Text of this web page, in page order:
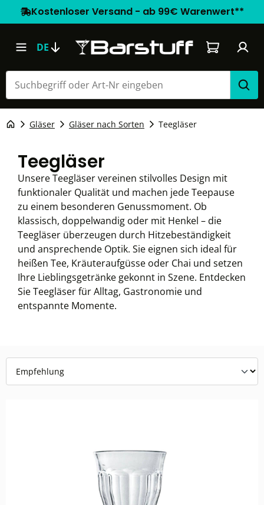
Kostenloser Versand - ab 99€ Warenwert**
DE Warenkorb
Gläser Gläser nach Sorten Teegläser
Teegläser
Unsere Teegläser vereinen stilvolles Design mit
funktionaler Qualität und machen jede Teepause
zu einem besonderen Genussmoment. Ob
klassisch, doppelwandig oder mit Henkel – die
Teegläser überzeugen durch Hitzebeständigkeit
und ansprechende Optik. Sie eignen sich ideal für
heißen Tee, Kräuteraufgüsse oder Chai und setzen
Ihre Lieblingsgetränke gekonnt in Szene. Entdecken
Sie Teegläser für Alltag, Gastronomie und
entspannte Momente.